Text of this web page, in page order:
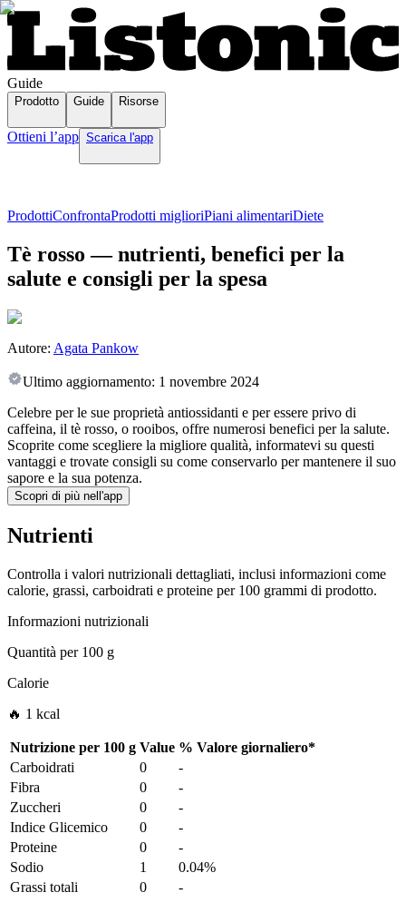
Guide
Prodotto Guide Risorse
Ottieni l’app Scarica l'app
ProdottiConfrontaProdotti miglioriPiani alimentariDiete
Tè rosso — nutrienti, benefici per la
salute e consigli per la spesa
Autore: Agata Pankow
Ultimo aggiornamento: 1 novembre 2024
Celebre per le sue proprietà antiossidanti e per essere privo di
caffeina, il tè rosso, o rooibos, offre numerosi benefici per la salute.
Scoprite come scegliere la migliore qualità, informatevi su questi
vantaggi e trovate consigli su come conservarlo per mantenere il suo
sapore e la sua potenza.
Scopri di più nell'app
Nutrienti
Controlla i valori nutrizionali dettagliati, inclusi informazioni come
calorie, grassi, carboidrati e proteine per 100 grammi di prodotto.
Informazioni nutrizionali
Quantità per100 g
Calorie
🔥 1 kcal
Nutrizione per 100 g Value % Valore giornaliero*
Carboidrati
0
-
Fibra
0
-
Zuccheri
0
-
Indice Glicemico
0
-
Proteine
0
-
Sodio
1
0.04%
Grassi totali
0 -